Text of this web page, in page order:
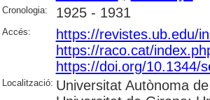
Cronologia: 1925 - 1931
Accés:
https://revistes.ub.edu/
https://raco.cat/
https://doi.org/10.1344/
Localització: Universitat Autònoma